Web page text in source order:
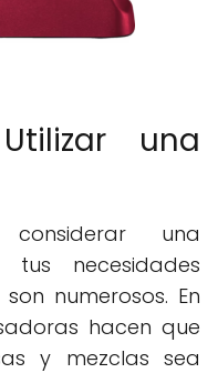
una
una
necesidades
numerosos. En
hacen que
y mezclas sea